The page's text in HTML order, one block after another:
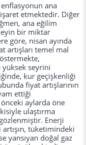
ana
etmektedir. Diğer
ana eğilim
bir miktar
göre, nisan ayında
artışları temel mal
seyrini
kur geçişkenliği
fiyat artışlarının
ettiği
aylarda öne
ulaştırma
Enerji
tüketimindeki
yansıyan doğal gaz